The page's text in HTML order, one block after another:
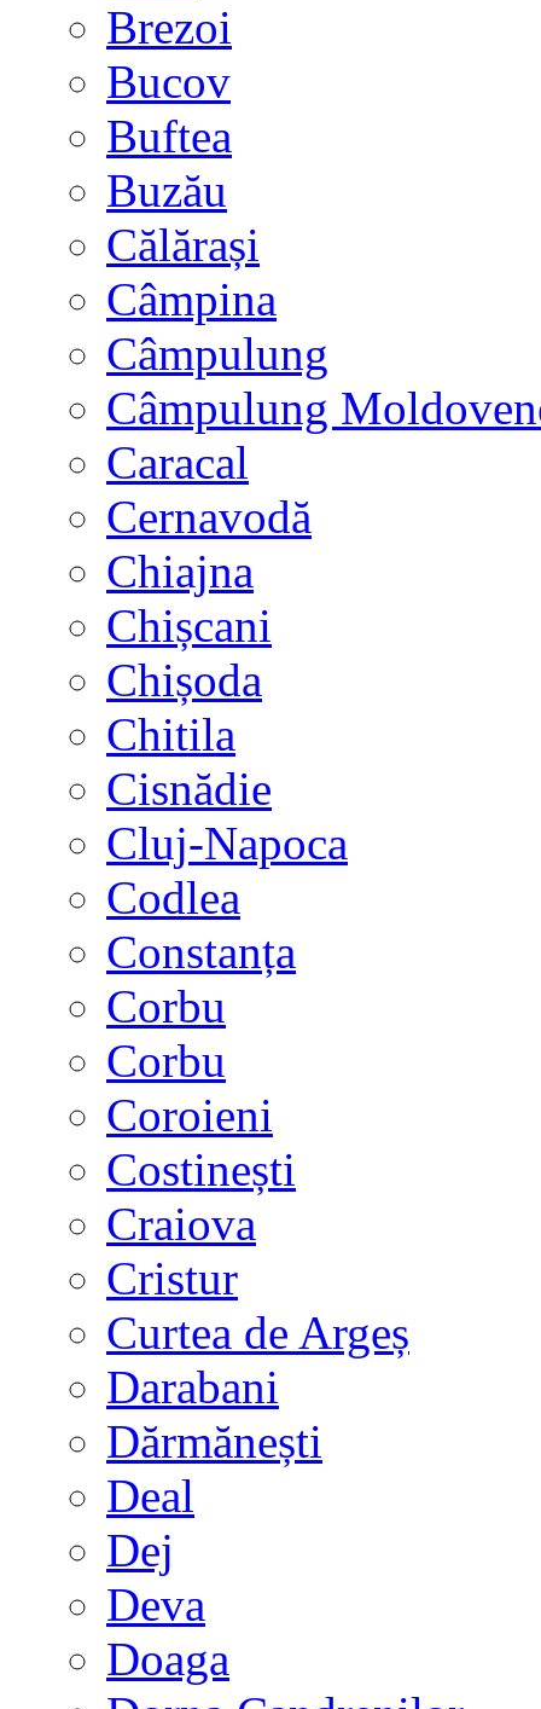
Brezoi
Bucov
Buftea
Buzău
Călărași
Câmpina
Câmpulung
Câmpulung
Caracal
Cernavodă
Chiajna
Chișcani
Chișoda
Chitila
Cisnădie
Cluj-Napoca
Codlea
Constanța
Corbu
Corbu
Coroieni
Costinești
Craiova
Cristur
Curtea de Argeș
Darabani
Dărmănești
Deal
Dej
Deva
Doaga